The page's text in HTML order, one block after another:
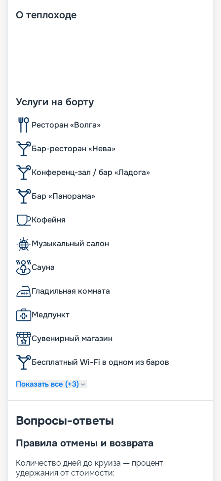
О теплоходе
Услуги на борту
Ресторан «Волга»
Бар-ресторан «Нева»
Конференц-зал / бар «Ладога»
Бар «Панорама»
Кофейня
Музыкальный салон
Сауна
Гладильная комната
Медпункт
Сувенирный магазин
Бесплатный Wi-Fi в одном из баров
Показать все (+3)
Вопросы-ответы
Правила отмены и возврата
Количество дней до круиза — процент
удержания от стоимости: